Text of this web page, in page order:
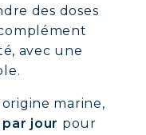
des doses
avec une
marine,
par jour pour